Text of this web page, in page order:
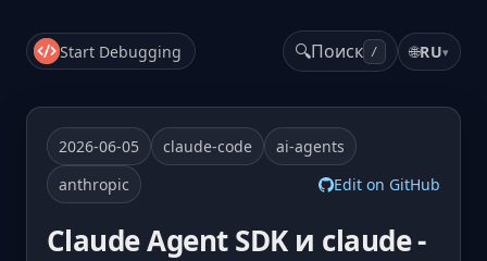
Start Debugging 🔍Поиск / 🌐RU▾
2026-06-05 claude-code
ai-agents
anthropic
Edit on GitHub
Claude Agent SDK и claude -